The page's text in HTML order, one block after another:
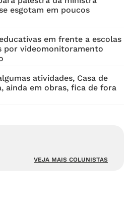
esgotam em poucos
em frente a escolas
por videomonitoramento
atividades, Casa de
ainda em obras, fica de fora
VEJA MAIS COLUNISTAS